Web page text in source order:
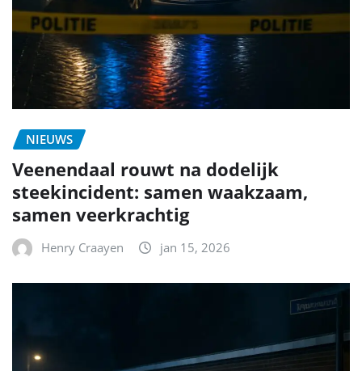
NIEUWS
Veenendaal rouwt na dodelijk
steekincident: samen waakzaam,
samen veerkrachtig
Henry Craayen jan 15, 2026